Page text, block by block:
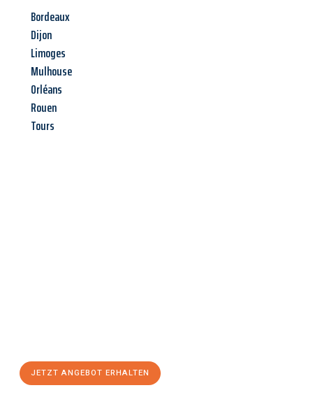
Bordeaux
Dijon
Limoges
Mulhouse
Orléans
Rouen
Tours
JETZT ANGEBOT ERHALTEN